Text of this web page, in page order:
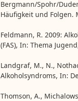
Bergmann/Spohr/
Häufigkeit und Folgen.
Feldmann, R. 2009:
(FAS), In: Thema
Landgraf, M., N.,
Alkoholsyndroms, In:
Thomson, A.,